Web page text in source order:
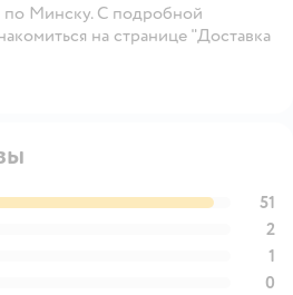
по Минску. С подробной
на странице "Доставка
51
2
1
0